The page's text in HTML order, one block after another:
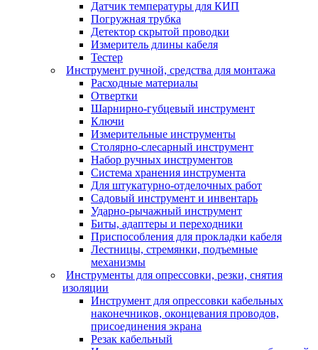
Датчик температуры для КИП
Погружная трубка
Детектор скрытой проводки
Измеритель длины кабеля
Тестер
Инструмент ручной, средства для монтажа
Расходные материалы
Отвертки
Шарнирно-губцевый инструмент
Ключи
Измерительные инструменты
Столярно-слесарный инструмент
Набор ручных инструментов
Система хранения инструмента
Для штукатурно-отделочных работ
Садовый инструмент и инвентарь
Ударно-рычажный инструмент
Биты, адаптеры и переходники
Приспособления для прокладки кабеля
Лестницы, стремянки, подъемные
механизмы
Инструменты для опрессовки, резки, снятия
изоляции
Инструмент для опрессовки кабельных
наконечников, оконцевания проводов,
присоединения экрана
Резак кабельный